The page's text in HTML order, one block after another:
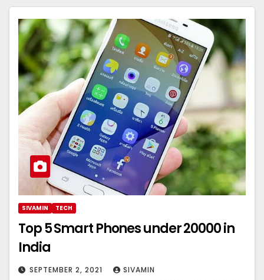
SIVAMIN TECH
Top 5 Smart Phones under 20000 in
India
SEPTEMBER 2, 2021 SIVAMIN